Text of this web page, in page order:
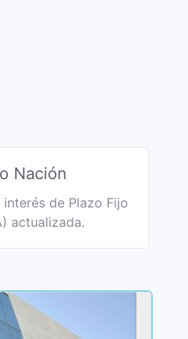
Nación
de Plazo Fijo
actualizada.